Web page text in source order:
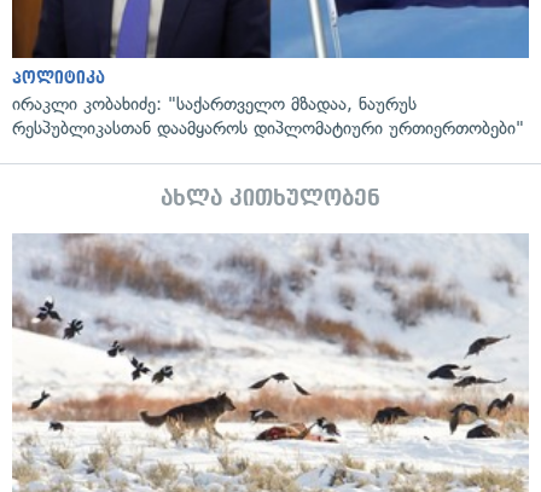
პოლიტიკა
ირაკლი კობახიძე: "საქართველო მზადაა, ნაურუს
რესპუბლიკასთან დაამყაროს დიპლომატიური ურთიერთობები"
ახლა კითხულობენ